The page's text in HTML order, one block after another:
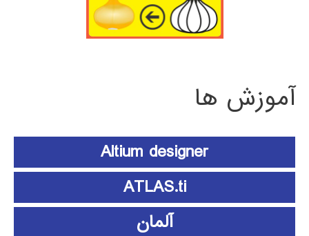
آموزش ها
Altium designer
ATLAS.ti
آلمان